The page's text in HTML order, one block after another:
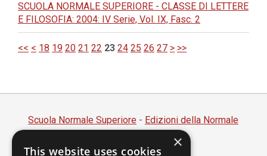
SCUOLA NORMALE SUPERIORE - CLASSE DI LETTERE
E FILOSOFIA: 2004: IV Serie, Vol. IX, Fasc. 2
<< < 18 19 20 21 22 23 24 25 26 27 > >>
Scuola Normale Superiore - Edizioni della Normale
Piazza dei Cavalieri, 7 - 56126 Pisa×
This website uses cookies